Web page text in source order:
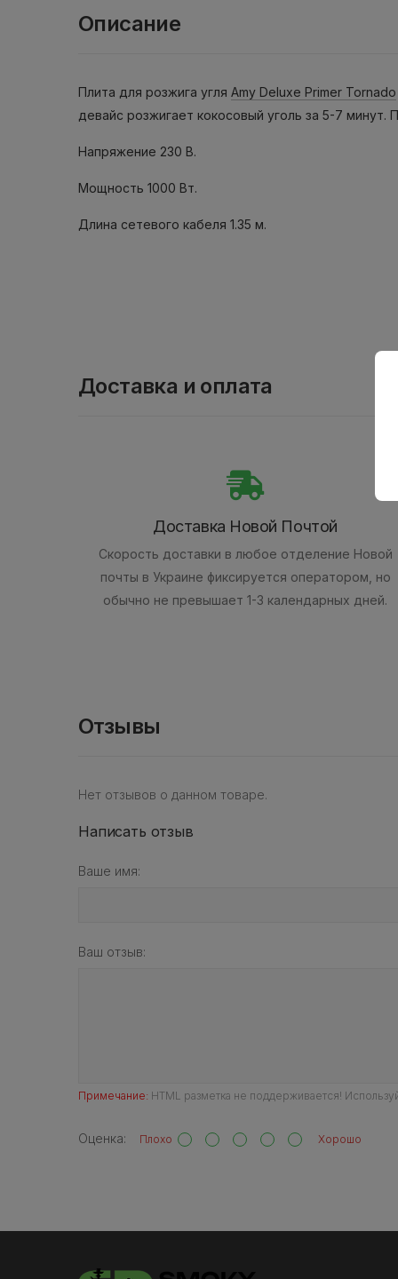
Описание
Плита для розжига угля Amy Deluxe Primer Tornado
девайс розжигает кокосовый уголь за 5-7 минут.
Напряжение 230 В.
Мощность 1000 Вт.
Длина сетевого кабеля 1.35 м.
Доставка и оплата
Доставка Новой Почтой
Скорость доставки в любое отделение Новой
почты в Украине фиксируется оператором, но
обычно не превышает 1-3 календарных дней.
Отзывы
Нет отзывов о данном товаре.
Написать отзыв
Ваше имя:
Ваш отзыв:
Примечание: HTML разметка не поддерживается!
Оценка: Плохо Хорошо